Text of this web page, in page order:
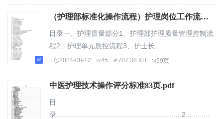
（护理部标准化操作流程）护理岗位工作流程.doc
目录一、护理质量部分1、护理部护理质量管理控制流
程2、护理单元质控流程3、护士长...
2024-08-12 45 707.38 KB 59页
中医护理技术操作评分标准83页.pdf
目
录...............................................................2............